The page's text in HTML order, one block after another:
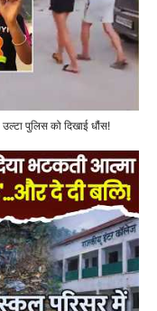
पुलिस को दिखाई धौंस!